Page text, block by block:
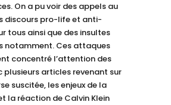
On a pu voir des appels au
discours pro-life et anti-
tous ainsi que des insultes
notamment. Ces attaques
concentré l’attention des
plusieurs articles revenant sur
suscitée, les enjeux de la
la réaction de Calvin Klein